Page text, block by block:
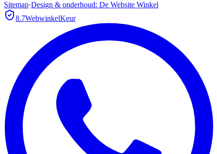
Sitemap·Design & onderhoud: De Website Winkel
8.7WebwinkelKeur